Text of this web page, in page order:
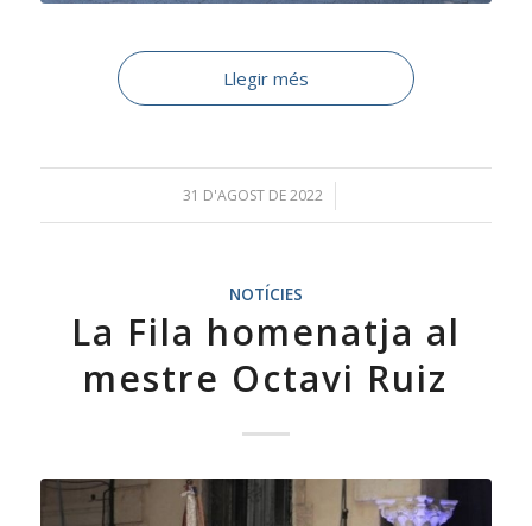
Llegir més
31 D'AGOST DE 2022
/
NOTÍCIES
La Fila homenatja al
mestre Octavi Ruiz